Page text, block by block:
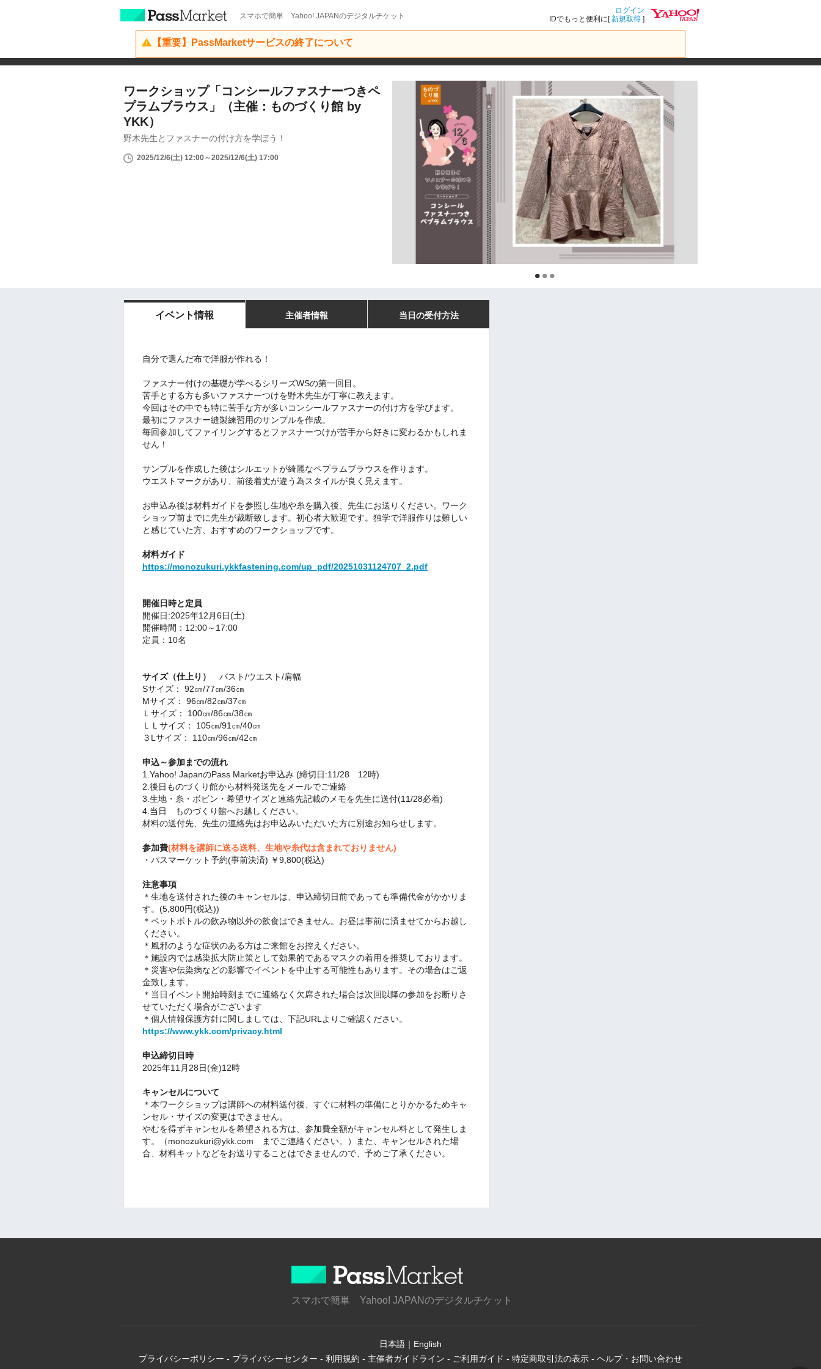
スマホで簡単 Yahoo! JAPANのデジタルチケット
ログイン
IDでもっと便利に[新規取得 ]
【重要】PassMarketサービスの終了について
ワークショップ「コンシールファスナーつきペ
プラムブラウス」（主催：ものづくり館 by
YKK）
野木先生とファスナーの付け方を学ぼう！
2025/12/6(土) 12:00～2025/12/6(土) 17:00
イベント情報 主催者情報 当日の受付方法
自分で選んだ布で洋服が作れる！
ファスナー付けの基礎が学べるシリーズWSの第一回目。
苦手とする方も多いファスナーつけを野木先生が丁寧に教えます。
今回はその中でも特に苦手な方が多いコンシールファスナーの付け方を学びます。
最初にファスナー縫製練習用のサンプルを作成。
毎回参加してファイリングするとファスナーつけが苦手から好きに変わるかもしれま
せん！
サンプルを作成した後はシルエットが綺麗なペプラムブラウスを作ります。
ウエストマークがあり、前後着丈が違う為スタイルが良く見えます。
お申込み後は材料ガイドを参照し生地や糸を購入後、先生にお送りください。ワーク
ショップ前までに先生が裁断致します。 初心者大歓迎です。独学で洋服作りは難しい
と感じていた方、おすすめのワークショップです。
材料ガイド
https://monozukuri.ykkfastening.com/up_pdf/20251031124707_2.pdf
開催日時と定員
開催日:2025年12月6日(土)
開催時間：12:00～17:00
定員：10名
サイズ（仕上り）
バスト/ウエスト/肩幅
Sサイズ： 92㎝/77㎝/36㎝
Mサイズ： 96㎝/82㎝/37㎝
Ｌサイズ： 100㎝/86㎝/38㎝
ＬＬサイズ： 105㎝/91㎝/40㎝
３Lサイズ： 110㎝/96㎝/42㎝
申込～参加までの流れ
1.Yahoo! JapanのPass Marketお申込み (締切日:11/28 12時)
2.後日ものづくり館から材料発送先をメールでご連絡
3.生地・糸・ボビン・希望サイズと連絡先記載のメモを先生に送付(11/28必着)
4.当日 ものづくり館へお越しください。
材料の送付先、先生の連絡先はお申込みいただいた方に別途お知らせします。
参加費(材料を講師に送る送料、生地や糸代は含まれておりません)
・パスマーケット予約(事前決済) ￥9,800(税込)
注意事項
＊生地を送付された後のキャンセルは、申込締切日前であっても準備代金がかかりま
す。(5,800円(税込))
＊ペットボトルの飲み物以外の飲食はできません。お昼は事前に済ませてからお越し
ください。
＊風邪のような症状のある方はご来館をお控えください。
＊施設内では感染拡大防止策として効果的であるマスクの着用を推奨しております。
＊災害や伝染病などの影響でイベントを中止する可能性もあります。その場合はご返
金致します。
＊当日イベント開始時刻までに連絡なく欠席された場合は次回以降の参加をお断りさ
せていただく場合がございます
＊個人情報保護方針に関しましては、下記URLよりご確認ください。
https://www.ykk.com/privacy.html
申込締切日時
2025年11月28日(金)12時
キャンセルについて
＊本ワークショップは講師への材料送付後、すぐに材料の準備にとりかかるためキャ
ンセル・サイズの変更はできません。
やむを得ずキャンセルを希望される方は、参加費全額がキャンセル料として発生しま
す。（monozukuri@ykk.com までご連絡ください。）また、キャンセルされた場
合、材料キットなどをお送りすることはできませんので、予めご了承ください。
スマホで簡単 Yahoo! JAPANのデジタルチケット
日本語 ｜ English
プライバシーポリシー - プライバシーセンター - 利用規約 - 主催者ガイドライン - ご利用ガイド - 特定商取引法の表示 - ヘルプ・お問い合わせ